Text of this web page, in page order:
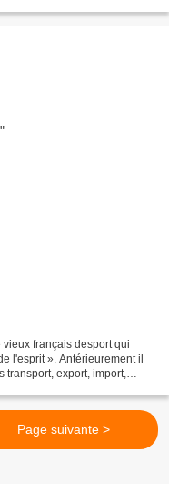
français desport qui
l'esprit ». Antérieurement il
transport, export, import,
Page suivante >